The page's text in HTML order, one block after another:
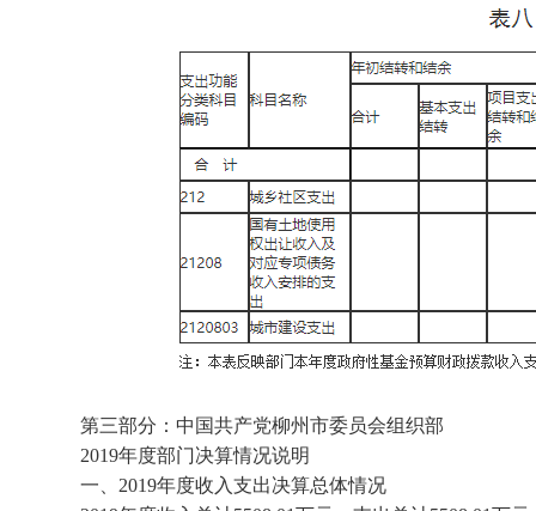
第三部分： 中国共产党柳州市委员会组织部
2019年度部门决算情况说明
一、 2019年度收入支出决算总体情况